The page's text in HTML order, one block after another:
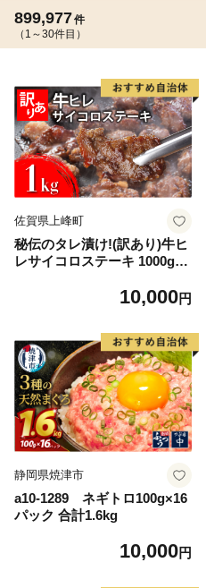
899,977件
（1～30件目）
佐賀県上峰町
秘伝のタレ漬け!(訳あり)牛ヒ
レサイコロステーキ 1000g
10,000円
静岡県焼津市
a10-1289 ネギトロ100g×16
パック 合計1.6kg
10,000円